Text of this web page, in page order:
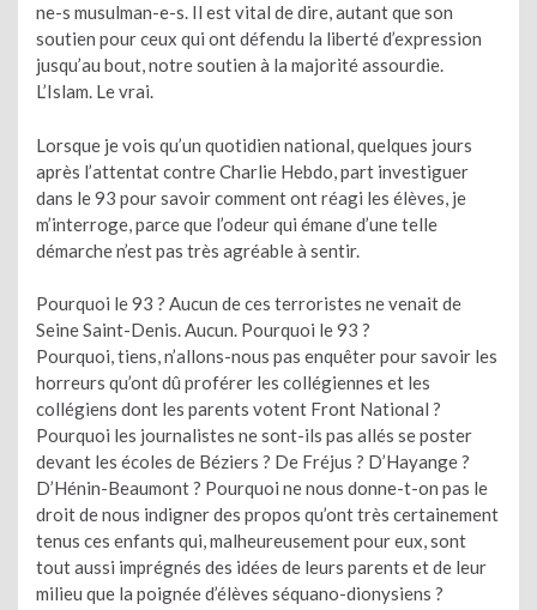
ne-s musulman-e-s. Il est vital de dire, autant que son
soutien pour ceux qui ont défendu la liberté d’expression
jusqu’au bout, notre soutien à la majorité assourdie.
L’Islam. Le vrai.
Lorsque je vois qu’un quotidien national, quelques jours
après l’attentat contre Charlie Hebdo, part investiguer
dans le 93 pour savoir comment ont réagi les élèves, je
m’interroge, parce que l’odeur qui émane d’une telle
démarche n’est pas très agréable à sentir.
Pourquoi le 93 ? Aucun de ces terroristes ne venait de
Seine Saint-Denis. Aucun. Pourquoi le 93 ?
Pourquoi, tiens, n’allons-nous pas enquêter pour savoir les
horreurs qu’ont dû proférer les collégiennes et les
collégiens dont les parents votent Front National ?
Pourquoi les journalistes ne sont-ils pas allés se poster
devant les écoles de Béziers ? De Fréjus ? D’Hayange ?
D’Hénin-Beaumont ? Pourquoi ne nous donne-t-on pas le
droit de nous indigner des propos qu’ont très certainement
tenus ces enfants qui, malheureusement pour eux, sont
tout aussi imprégnés des idées de leurs parents et de leur
milieu que la poignée d’élèves séquano-dionysiens ?